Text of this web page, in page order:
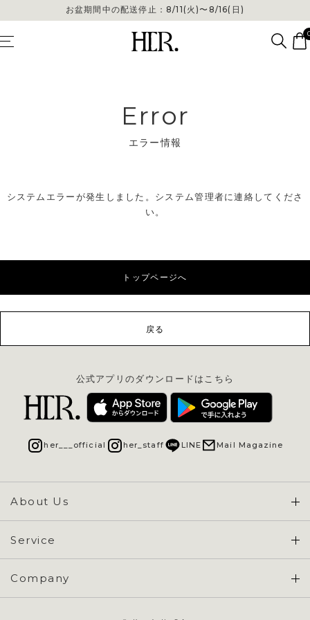
お盆期間中の配送停止：8/11(火)〜8/16(日)
Error
エラー情報
システムエラーが発生しました。システム管理者に連絡してくださ
い。
戻る
トップページへ
About Us
Concept & Overview
Service
会員登録 / ログイン
ご利用ガイド
Company
公式アプリのダウンロードはこちら
her___official her_staff LINE Mail Magazine